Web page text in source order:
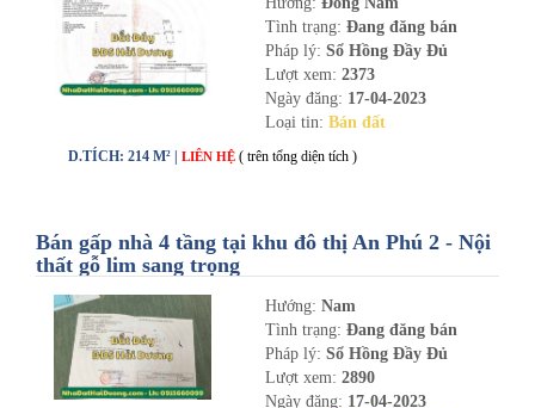
Tình trạng: Đang đăng bán
Pháp lý: Sổ Hồng Đầy Đủ
Lượt xem: 2373
Ngày đăng: 17-04-2023
Loại tin: Bán đất
D.TÍCH: 214 M² | LIÊN HỆ ( trên tổng diện tích )
Bán gấp nhà 4 tầng tại khu đô thị An Phú 2 - Nội
thất gỗ lim sang trọng
Hướng: Nam
Tình trạng: Đang đăng bán
Pháp lý: Sổ Hồng Đầy Đủ
Lượt xem: 2890
Ngày đăng: 17-04-2023